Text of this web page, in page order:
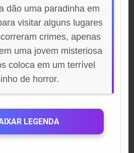
dão uma paradinha em
visitar alguns lugares
crimes, apenas
uma jovem misteriosa
coloca em um terrível
de horror.
LEGENDA